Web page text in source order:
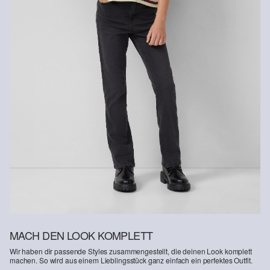
Durch die Verwendung von Bio-Fasern unterstützen wir die
Gewinnung von Naturfasern aus kontrolliert biologischem Anbau.
Bio-Baumwolle: Dieses Produkt enthält Bio-Baumwolle. In der
ökologischen Landwirtschaft werden keine chemischen
Düngemittel und Pestizide verwendet. Damit unterstützen wir die
Bodengesundheit und helfen, den Wasserverbrauch zu reduzieren.
MACH DEN LOOK KOMPLETT
Wir haben dir passende Styles zusammengestellt, die deinen Look komplett
machen. So wird aus einem Lieblingsstück ganz einfach ein perfektes Outfit.